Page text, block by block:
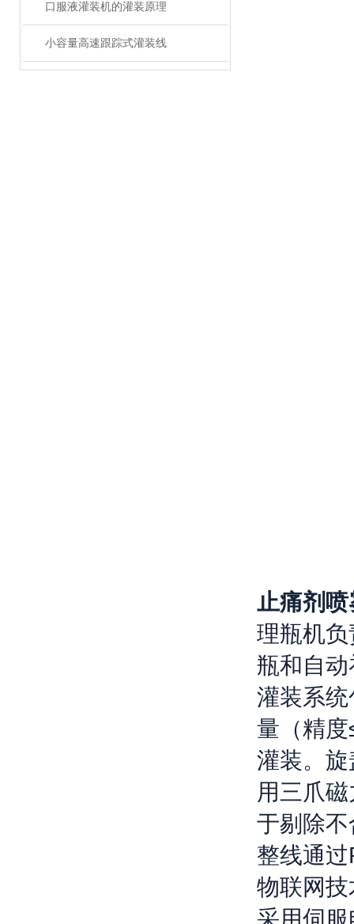
口服液灌装机的灌装原理
小容量高速跟踪式灌装线
止痛剂
理瓶机
瓶和自
灌装系
量（精度
灌装。
用三爪
于剔除
整线通过
物联网
采用伺